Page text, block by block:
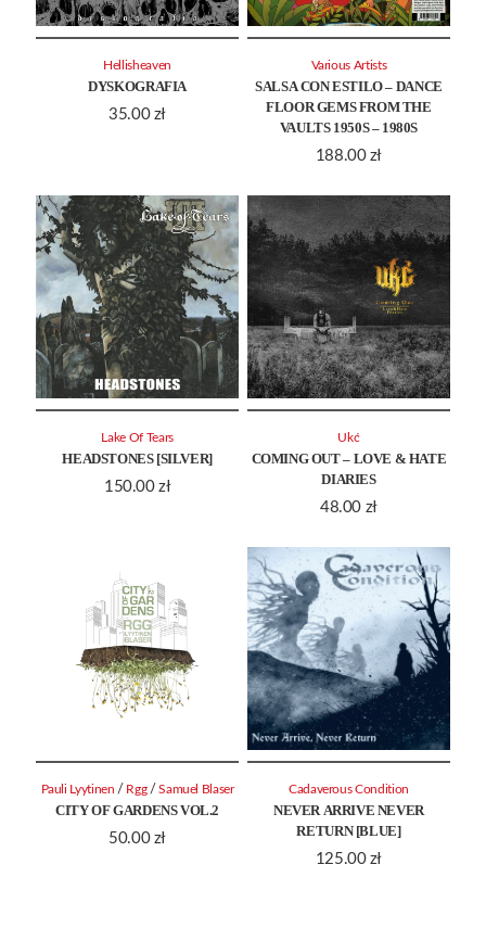
DYSKOGRAFIA
35.00 zł
Hellisheaven
SALSA CON ESTILO – DANCE
FLOOR GEMS FROM THE
VAULTS 1950S – 1980S
188.00 zł
Various Artists
HEADSTONES [SILVER]
150.00 zł
Lake Of Tears
COMING OUT – LOVE & HATE
DIARIES
48.00 zł
Ukć
CITY OF GARDENS VOL.2
50.00 zł
Pauli Lyytinen / Rgg /Samuel Blaser
NEVER ARRIVE NEVER
RETURN [BLUE]
125.00 zł
Cadaverous Condition